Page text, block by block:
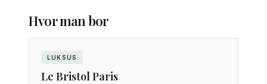
Hvor man bor
LUKSUS
Le Bristol Paris